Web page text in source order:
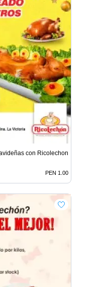
con Ricolechon
PEN 1.00